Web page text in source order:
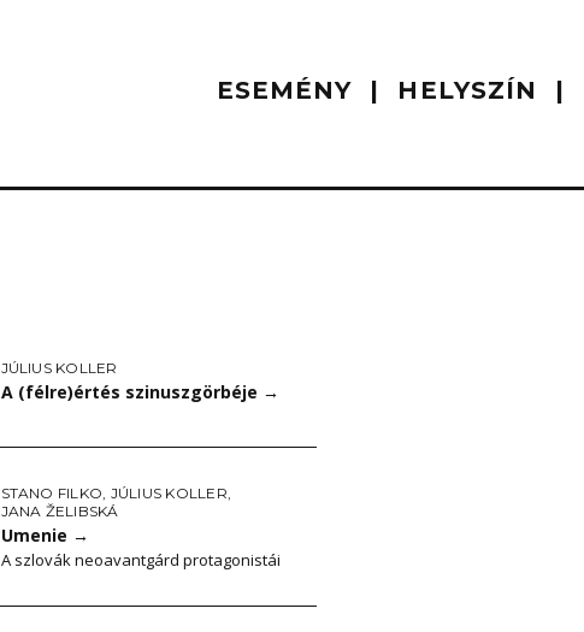
ESEMÉNY HELYSZÍN
JÚLIUS KOLLER
A (félre)értés szinuszgörbéje →
STANO FILKO, JÚLIUS KOLLER,
JANA ŽELIBSKÁ
Umenie →
A szlovák neoavantgárd protagonistái